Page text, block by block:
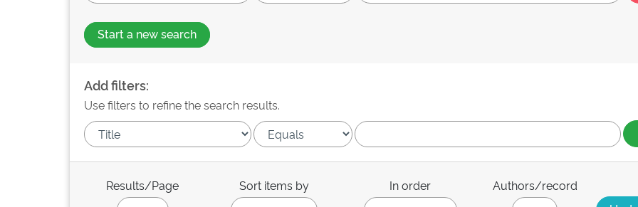
Start a new search
Add filters:
Use filters to refine the search results.
Results/Page Sort items by In order Authors/record